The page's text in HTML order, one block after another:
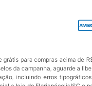
para compras acima de
da campanha, aguarde a
incluindo erros